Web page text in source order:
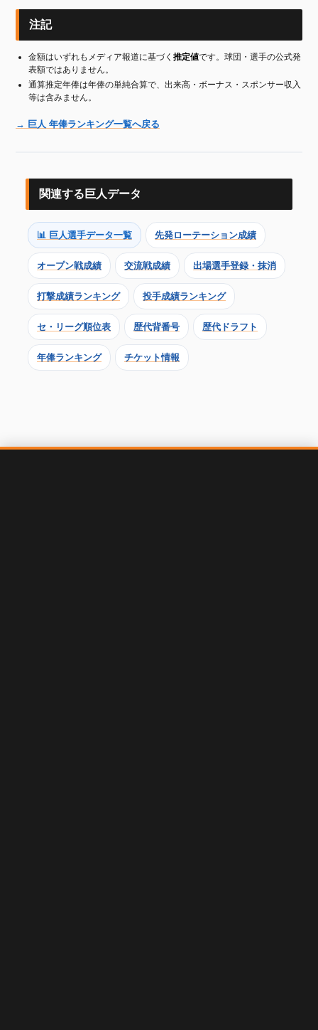
注記
金額はいずれもメディア報道に基づく 推定値です。球団・選手の公式発
表額ではありません。
通算推定年俸は年俸の単純合算で、出来高・ボーナス・スポンサー収入
等は含みません。
→ 巨人 年俸ランキング一覧へ戻る
関連する巨人データ
📊 巨人選手データ一覧 先発ローテーション成績
オープン戦成績 交流戦成績 出場選手登録・抹消
打撃成績ランキング 投手成績ランキング
セ・リーグ順位表 歴代背番号 歴代ドラフト
年俸ランキング チケット情報